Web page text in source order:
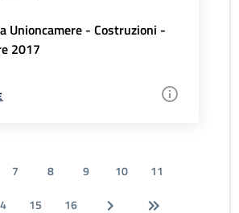
Unioncamere - Costruzioni -
2017
7 8 9 10
11
15 16